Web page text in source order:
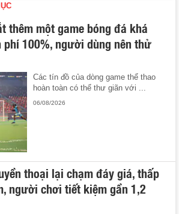
thêm một game bóng đá khá
100%, người dùng nên thử
Các tín đồ của dòng game thể thao
hoàn toàn có thể thư giãn với ...
06/08/2026
thoại lại chạm đáy giá, thấp
người chơi tiết kiệm gần 1,2